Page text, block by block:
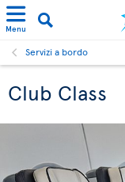
Menu
Servizi a bordo
Club Class